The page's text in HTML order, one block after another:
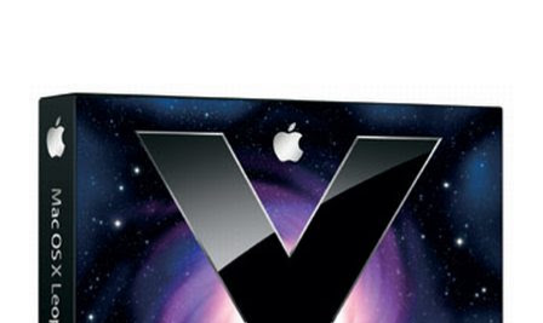
copia gratuita per 1 anno Adobe Reader Get Adobe Acrobat
e Adobe Reader Cartella tutte le versioni Adobe Reader da
scaricare offline Microsoft 365 Accedere ad area riservata
Microsoft 365 Scarica Office (365 o versione unica) dal Sito
Microsoft Windows 365 VideoLAN VLC Video Player Pagina
di Download di VLC Pix Resizer for Windows Pagina
dell'autore del progr...